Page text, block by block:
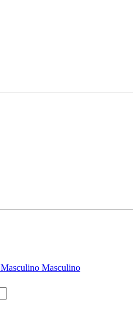
Masculino Masculino